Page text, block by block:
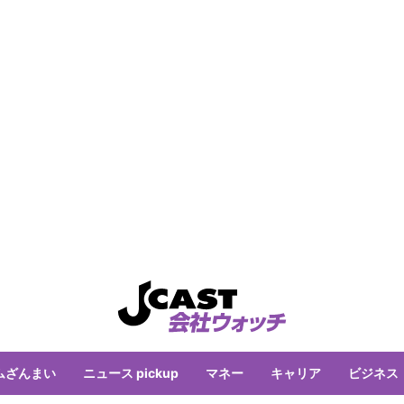
ざんまい ニュース pickup マネー キャリア ビジネス